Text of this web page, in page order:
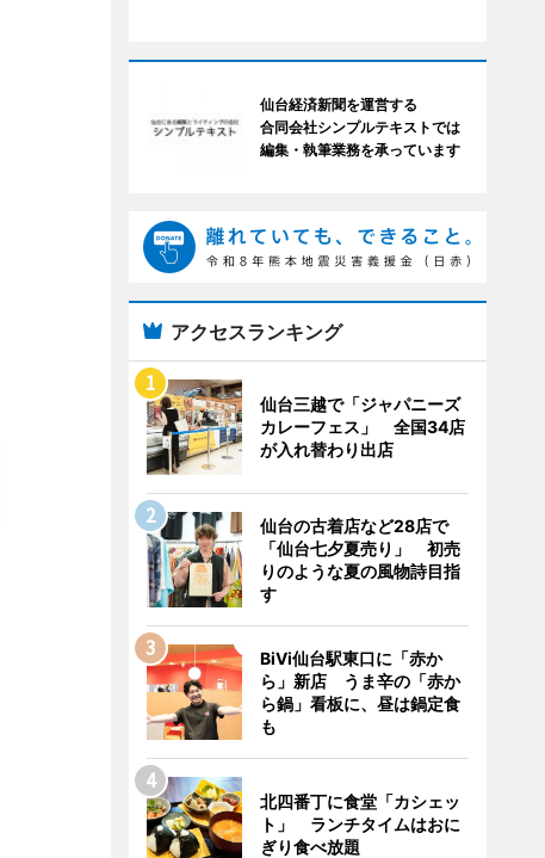
仙台経済新聞を運営する
合同会社シンプルテキストでは
編集・執筆業務を承っています
アクセスランキング
仙台三越で「ジャパニーズ
カレーフェス」 全国34店
が入れ替わり出店
仙台の古着店など28店で
「仙台七夕夏売り」 初売
りのような夏の風物詩目指
す
BiVi仙台駅東口に「赤か
ら」新店 うま辛の「赤か
ら鍋」看板に、昼は鍋定食
も
北四番丁に食堂「カシェッ
ト」 ランチタイムはおに
ぎり食べ放題